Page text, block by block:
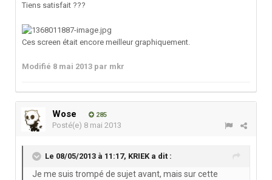
Tiens satisfait ???
Ces screen était encore meilleur graphiquement.
Modifié 8 mai 2013 par mkr
Wose 285
Posté(e) 8 mai 2013
Le 08/05/2013 à 11:17, KRIEK a dit :
Je me suis trompé de sujet avant, mais sur cette